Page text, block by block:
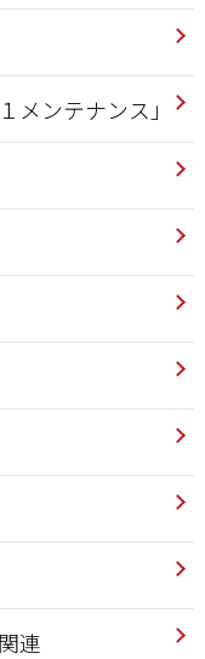
メンテナンス」
連